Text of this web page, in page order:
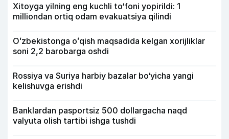
Xitoyga yilning eng kuchli to‘foni yopirildi: 1
milliondan ortiq odam evakuatsiya qilindi
Oʻzbekistonga oʻqish maqsadida kelgan xorijliklar
soni 2,2 barobarga oshdi
Rossiya va Suriya harbiy bazalar bo‘yicha yangi
kelishuvga erishdi
Banklardan pasportsiz 500 dollargacha naqd
valyuta olish tartibi ishga tushdi